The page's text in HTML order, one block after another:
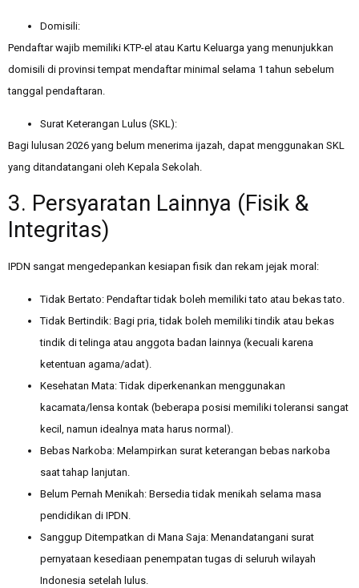
Domisili:
Pendaftar wajib memiliki KTP-el atau Kartu Keluarga yang menunjukkan
domisili di provinsi tempat mendaftar minimal selama 1 tahun sebelum
tanggal pendaftaran.
Surat Keterangan Lulus (SKL):
Bagi lulusan 2026 yang belum menerima ijazah, dapat menggunakan SKL
yang ditandatangani oleh Kepala Sekolah.
3. Persyaratan Lainnya (Fisik &
Integritas)
IPDN sangat mengedepankan kesiapan fisik dan rekam jejak moral:
Tidak Bertato: Pendaftar tidak boleh memiliki tato atau bekas tato.
Tidak Bertindik: Bagi pria, tidak boleh memiliki tindik atau bekas
tindik di telinga atau anggota badan lainnya (kecuali karena
ketentuan agama/adat).
Kesehatan Mata: Tidak diperkenankan menggunakan
kacamata/lensa kontak (beberapa posisi memiliki toleransi sangat
kecil, namun idealnya mata harus normal).
Bebas Narkoba: Melampirkan surat keterangan bebas narkoba
saat tahap lanjutan.
Belum Pernah Menikah: Bersedia tidak menikah selama masa
pendidikan di IPDN.
Sanggup Ditempatkan di Mana Saja: Menandatangani surat
pernyataan kesediaan penempatan tugas di seluruh wilayah
Indonesia setelah lulus.